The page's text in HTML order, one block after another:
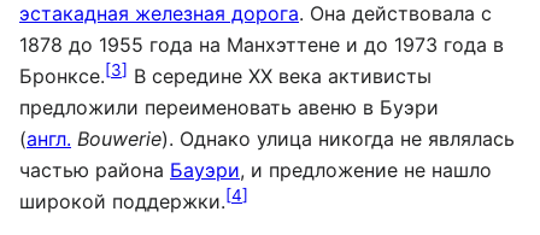
эстакадная железная дорога. Она действовала с
1878 до 1955 года на Манхэттене и до 1973 года в
Бронксе.[3] В середине XX века активисты
предложили переименовать авеню в Буэри
(англ. Bouwerie). Однако улица никогда не являлась
частью района Бауэри, и предложение не нашло
широкой поддержки.[4]